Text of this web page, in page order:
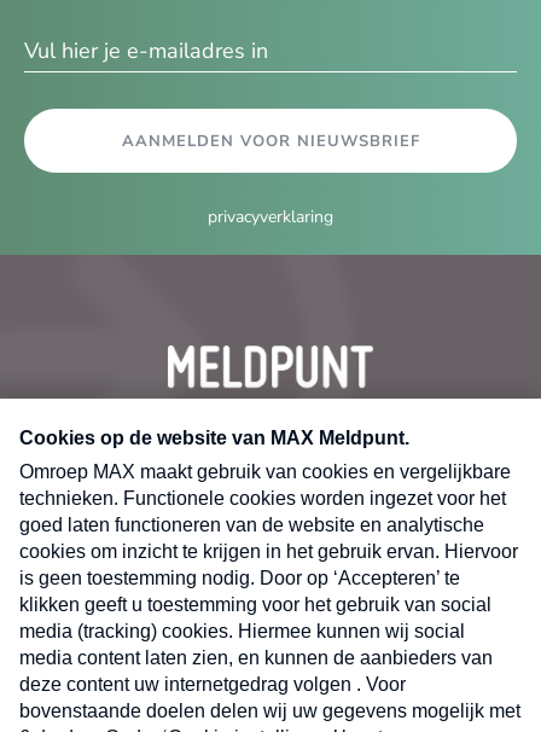
AANMELDEN VOOR NIEUWSBRIEF
privacyverklaring
CONTACT
Volg ons op